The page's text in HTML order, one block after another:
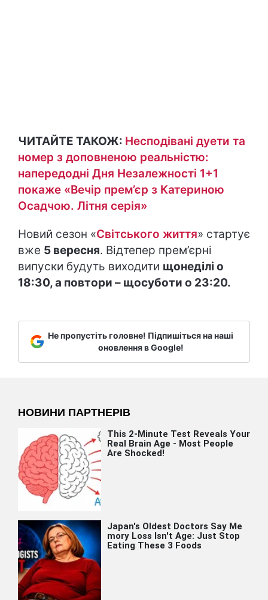
ЧИТАЙТЕ ТАКОЖ: Несподівані дуети та
номер з доповненою реальністю:
напередодні Дня Незалежності 1+1
покаже «Вечір прем’єр з Катериною
Осадчою. Літня серія»
Новий сезон «Світського життя» стартує
вже 5 вересня. Відтепер прем’єрні
випуски будуть виходити щонеділі о
18:30, а повтори – щосуботи о 23:20.
Не пропустіть головне! Підпишіться на наші
оновлення в Google!